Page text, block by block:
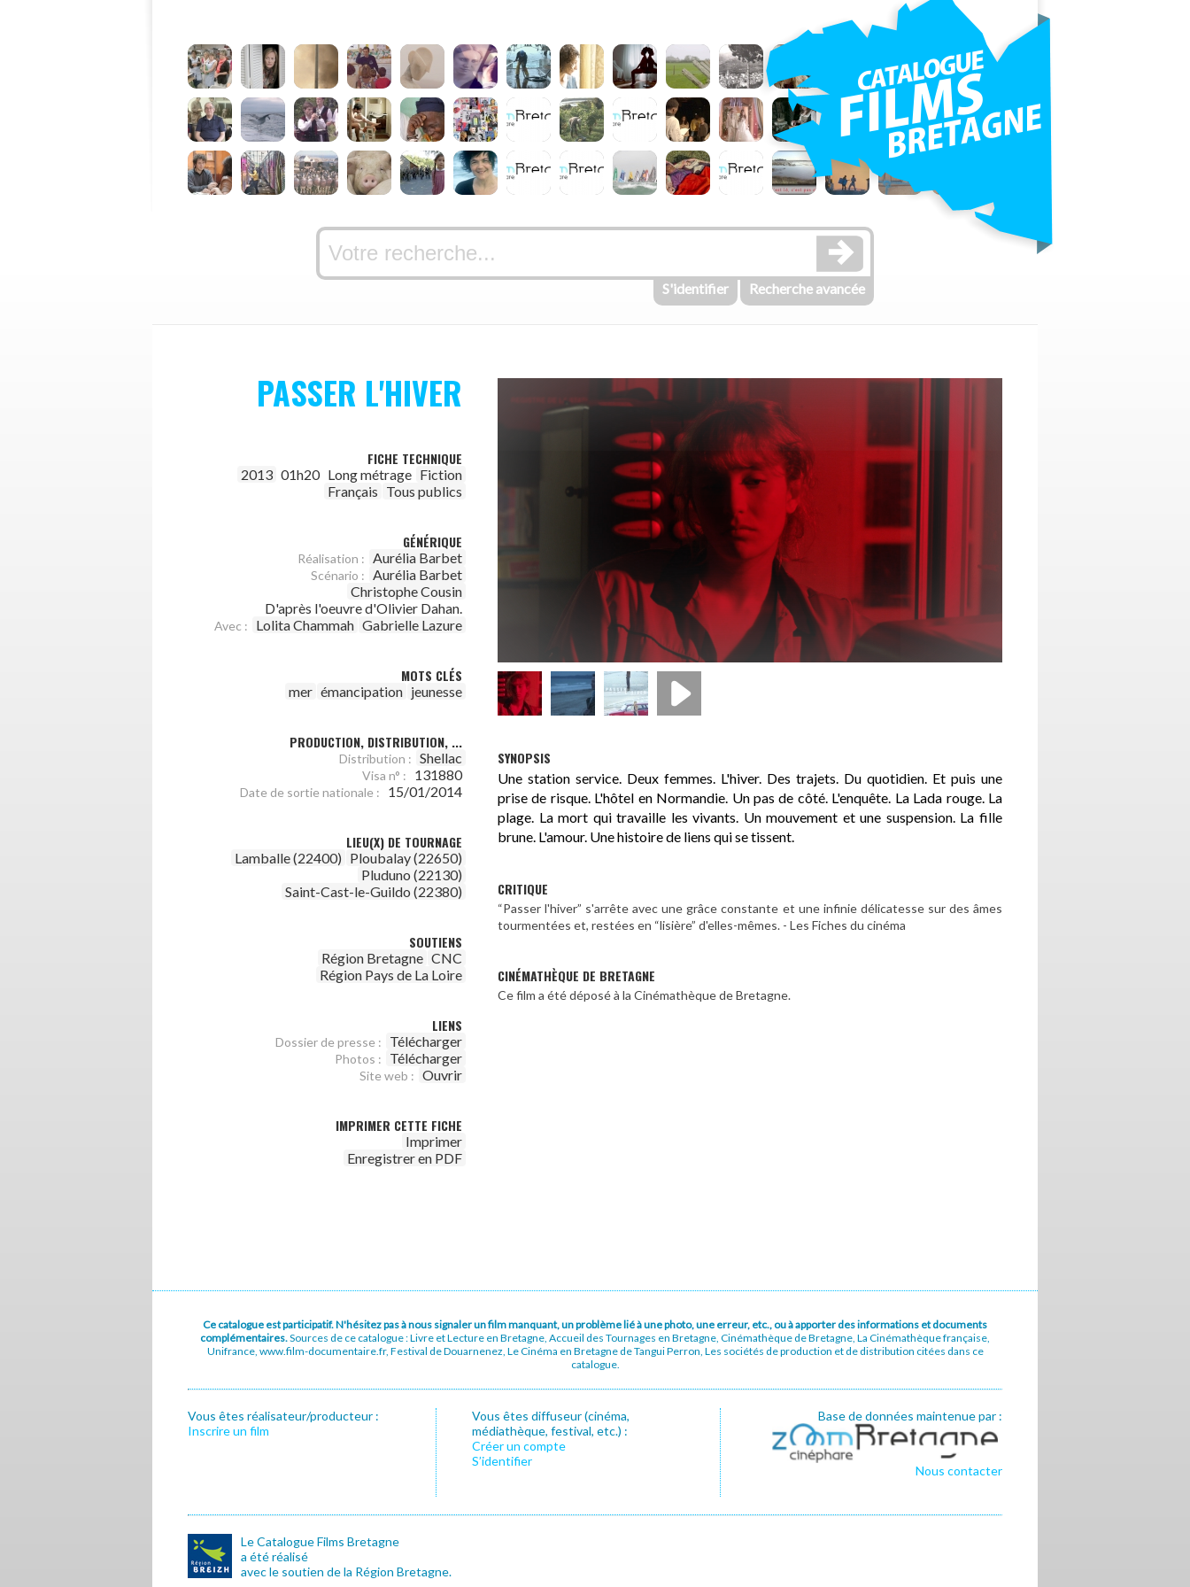
S'identifier Recherche avancée
PASSER L'HIVER
FICHE TECHNIQUE
2013 01h20 Long métrage Fiction
Français Tous publics
GÉNÉRIQUE
Réalisation : Aurélia Barbet
Scénario : Aurélia Barbet
Christophe Cousin
D'après l'oeuvre d'Olivier Dahan.
Avec : Lolita Chammah Gabrielle Lazure
MOTS CLÉS
mer émancipation jeunesse
PRODUCTION, DISTRIBUTION, ...
Distribution : Shellac
Visa n° : 131880
Date de sortie nationale : 15/01/2014
LIEU(X) DE TOURNAGE
Lamballe (22400) Ploubalay (22650)
Pluduno (22130)
Saint-Cast-le-Guildo (22380)
SOUTIENS
Région Bretagne CNC
Région Pays de La Loire
LIENS
Dossier de presse : Télécharger
Photos : Télécharger
Site web : Ouvrir
IMPRIMER CETTE FICHE
Imprimer
Enregistrer en PDF
SYNOPSIS
Une station service. Deux femmes. L'hiver. Des trajets. Du quotidien. Et puis une
prise de risque. L'hôtel en Normandie. Un pas de côté. L'enquête. La Lada rouge. La
plage. La mort qui travaille les vivants. Un mouvement et une suspension. La fille
brune. L'amour. Une histoire de liens qui se tissent.
CRITIQUE
“Passer l'hiver” s'arrête avec une grâce constante et une infinie délicatesse sur des âmes
tourmentées et, restées en “lisière” d'elles-mêmes. - Les Fiches du cinéma
CINÉMATHÈQUE DE BRETAGNE
Ce film a été déposé à la Cinémathèque de Bretagne.
Ce catalogue est participatif. N'hésitez pas à nous signaler un film manquant, un problème lié à une photo, une erreur, etc., ou à apporter des informations et documents
complémentaires.Sources de ce catalogue : Livre et Lecture en Bretagne, Accueil des Tournages en Bretagne, Cinémathèque de Bretagne, La Cinémathèque française,
Unifrance, www.film-documentaire.fr, Festival de Douarnenez, Le Cinéma en Bretagne de Tangui Perron, Les sociétés de production et de distribution citées dans ce
catalogue.
Vous êtes réalisateur/producteur :
Inscrire un film
Vous êtes diffuseur (cinéma,
médiathèque, festival, etc.) :
Créer un compte
S’identifier
Base de données maintenue par :
Nous contacter
Le Catalogue Films Bretagne
a été réalisé
avec le soutien de la Région Bretagne.